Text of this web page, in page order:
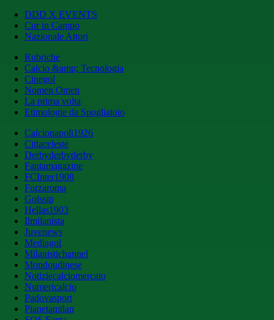
DDD X EVENTS
Cur in Campo
Nazionale Attori
Rubriche
Calcio &amp; Tecnologia
Cinegol
Nomen Omen
La prima volta
Etimologie da Spogliatoio
Calcionapoli1926
Cittaceleste
Derbyderbyderby
Fantamagazine
FCInter1908
Forzaroma
Golssip
Hellas1903
Ilmilanista
Juvenews
Mediagol
Milanistichannel
Mondoudinese
Notiziecalciomercato
Numericalcio
Padovasport
Pianetamilan